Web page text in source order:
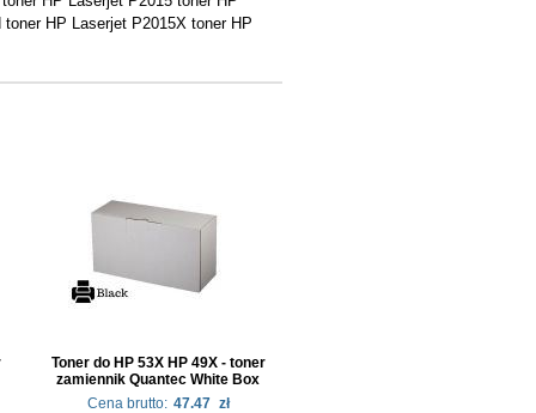
HP Laserjet P2015X toner HP
Toner do HP 53X HP 49X - toner
zamiennik Quantec White Box
Cena brutto: 47.47 zł